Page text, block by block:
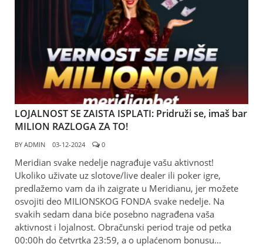
LOJALNOST SE ZAISTA ISPLATI: Pridruži se, imaš bar
MILION RAZLOGA ZA TO!
BY ADMIN 03-12-2024 0
Meridian svake nedelje nagrađuje vašu aktivnost!
Ukoliko uživate uz slotove/live dealer ili poker igre,
predlažemo vam da ih zaigrate u Meridianu, jer možete
osvojiti deo MILIONSKOG FONDA svake nedelje. Na
svakih sedam dana biće posebno nagrađena vaša
aktivnost i lojalnost. Obračunski period traje od petka
00:00h do četvrtka 23:59, a o uplaćenom bonusu…